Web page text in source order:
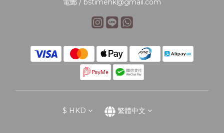
電郵 / bstimehk@gmail.com
$ HKD 繁體中文